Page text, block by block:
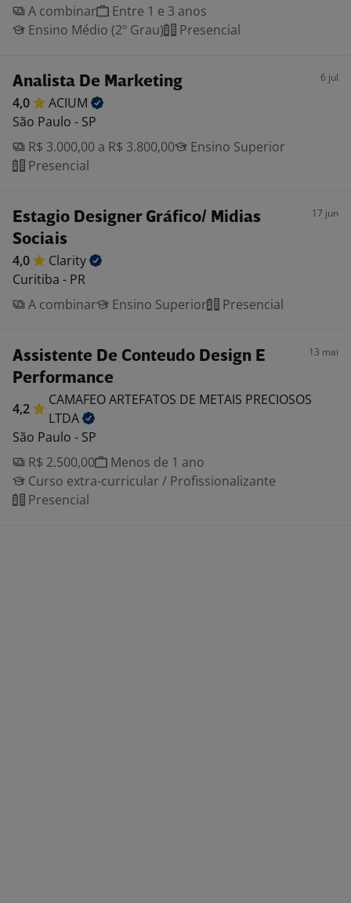
A combinar
Entre 1 e 3 anos
Ensino Médio (2º Grau)
Presencial
Analista De Marketing 6 jul
4,0
ACIUM
São Paulo - SP
R$ 3.000,00 a R$ 3.800,00
Ensino Superior
Presencial
Estagio Designer Gráfico/ Midias
Sociais
17 jun
4,0
Clarity
Curitiba - PR
A combinar
Ensino Superior Presencial
Assistente De Conteudo Design E
Performance
13 mai
4,2
CAMAFEO ARTEFATOS DE METAIS PRECIOSOS
LTDA
São Paulo - SP
R$ 2.500,00
Menos de 1 ano
Curso extra-curricular / Profissionalizante
Presencial